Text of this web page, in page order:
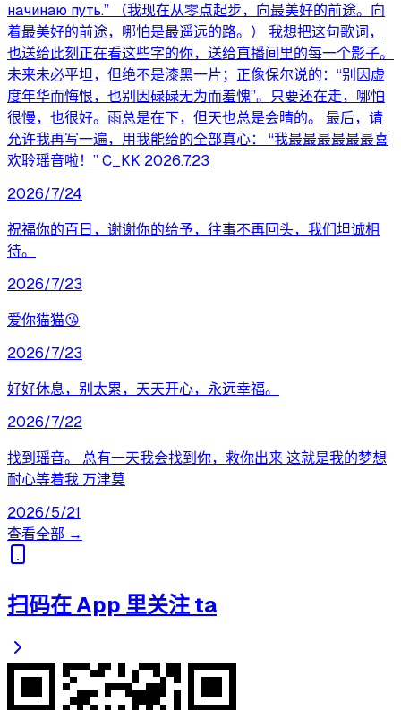
начинаю путь.” （我现在从零点起步，向最美好的前途。向
着最美好的前途，哪怕是最遥远的路。） 我想把这句歌词，
也送给此刻正在看这些字的你，送给直播间里的每一个影子。
未来未必平坦，但绝不是漆黑一片；正像保尔说的：“别因虚
度年华而悔恨，也别因碌碌无为而羞愧”。只要还在走，哪怕
很慢，也很好。雨总是在下，但天也总是会晴的。 最后，请
允许我再写一遍，用我能给的全部真心： “我最最最最最最喜
欢聆瑶音啦！” C_KK 2026.7.23
2026/7/24
祝福你的百日，谢谢你的给予，往事不再回头，我们坦诚相
待。
2026/7/23
爱你猫猫😘
2026/7/23
好好休息，别太累，天天开心，永远幸福。
2026/7/22
找到瑶音。 总有一天我会找到你，救你出来 这就是我的梦想
耐心等着我 万津莫
2026/5/21
查看全部 →
扫码在 App 里关注 ta